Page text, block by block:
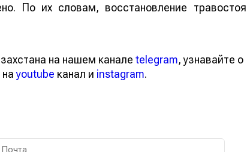
По их словам, восстановление травостоя
на нашем канале telegram, узнавайте о
наyoutube канал и instagram.